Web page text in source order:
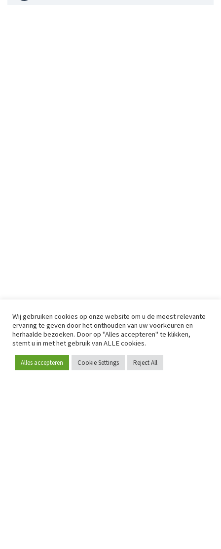
Word lid
Wij gebruiken cookies op onze website om u de meest relevante
ervaring te geven door het onthouden van uw voorkeuren en
herhaalde bezoeken. Door op "Alles accepteren" te klikken,
stemt u in met het gebruik van ALLE cookies.
Alles accepteren Cookie Settings Reject All